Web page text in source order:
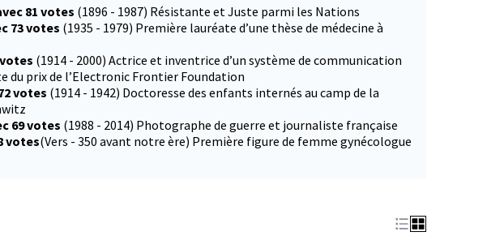
onglet)
81 votes (1896 - 1987) Résistante et Juste parmi les Nations
73 votes (1935 - 1979) Première lauréate d’une thèse de médecine à
onglet)
(1914 - 2000) Actrice et inventrice d’un système de communication
du prix de l’Electronic Frontier Foundation
onglet)
votes (1914 - 1942) Doctoresse des enfants internés au camp de la
onglet)
69 votes (1988 - 2014) Photographe de guerre et journaliste française
votes(Vers - 350 avant notre ère) Première figure de femme gynécologue